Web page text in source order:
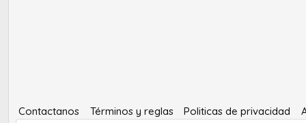
Contactanos Términos y reglas Politicas de privacidad